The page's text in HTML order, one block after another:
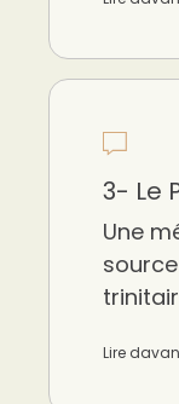
3- Le
Une
Lire